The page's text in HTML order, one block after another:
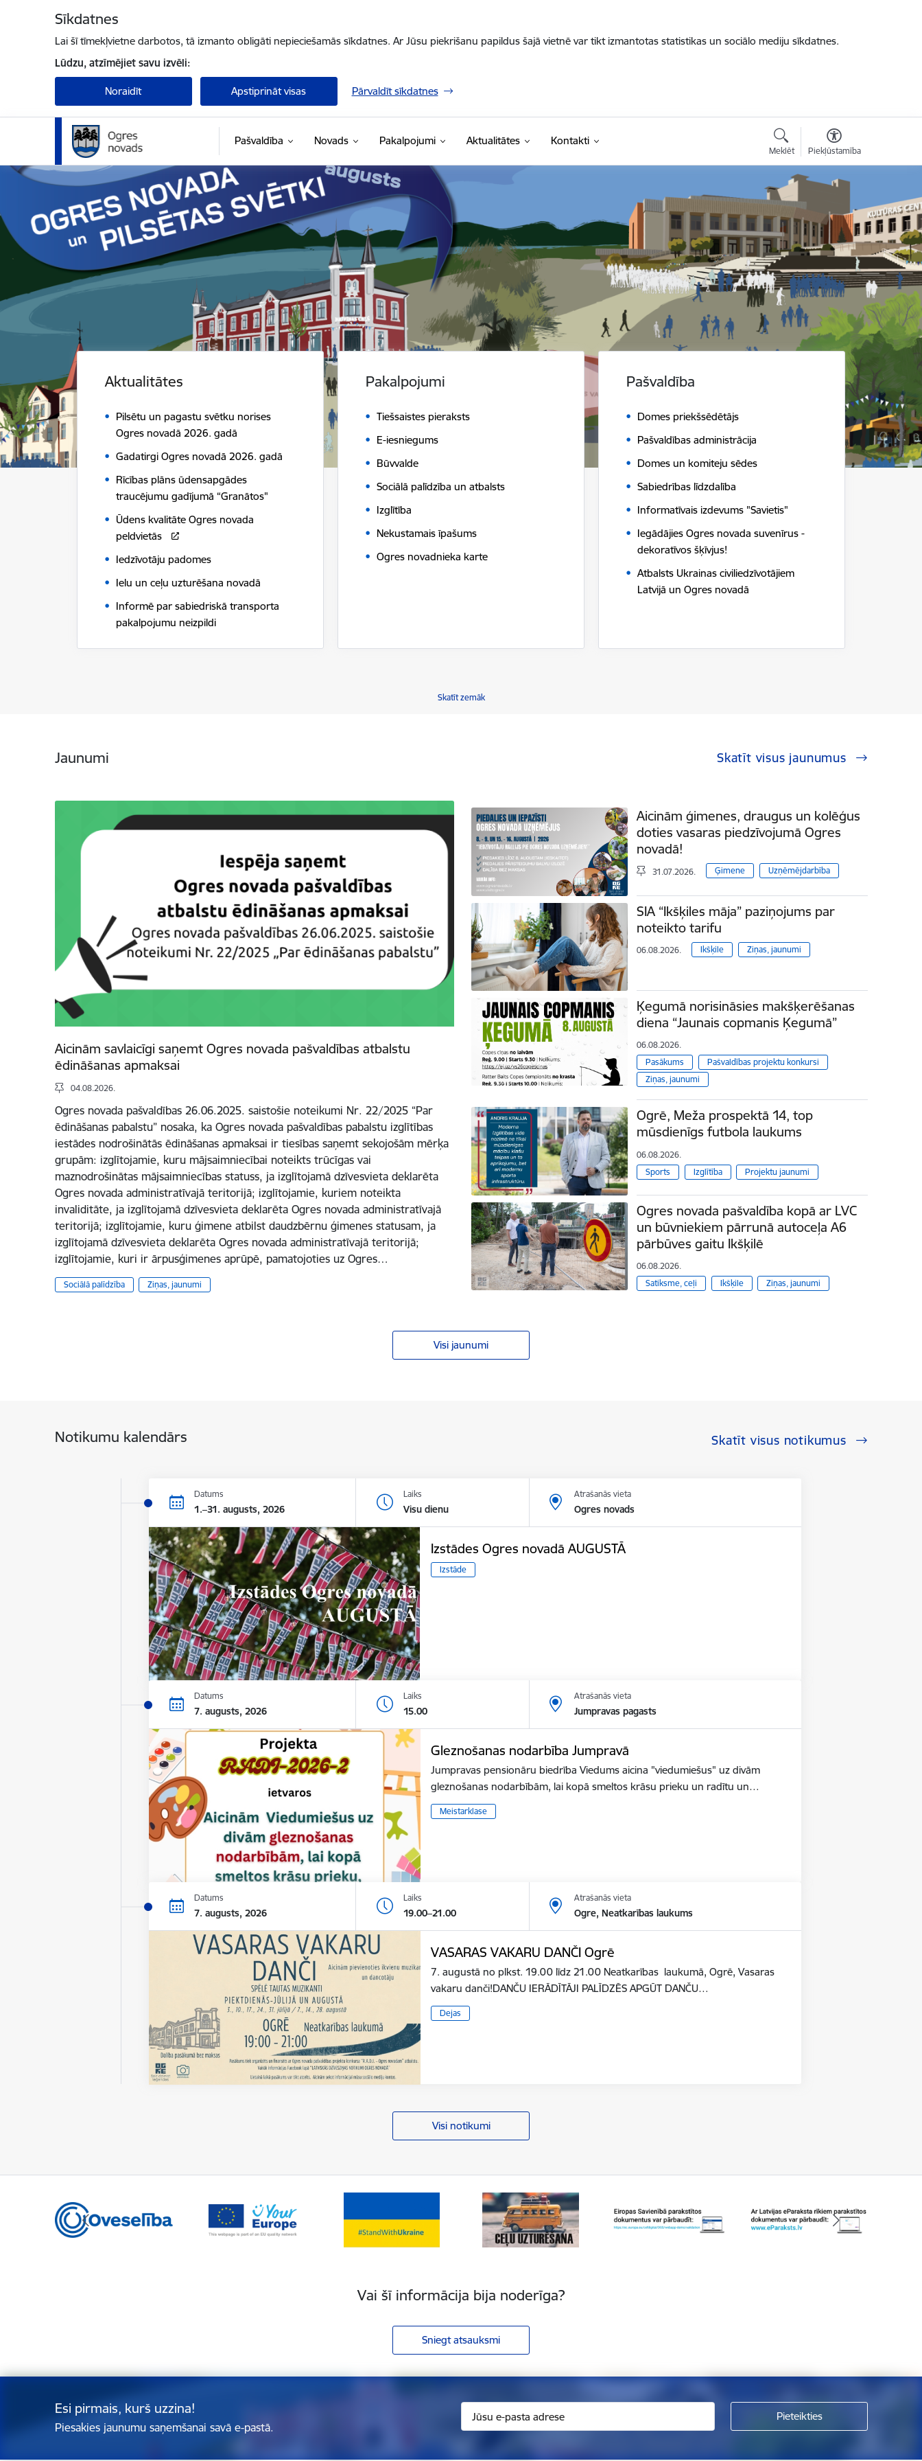
Sīkdatnes
Lai šī tīmekļvietne darbotos, tā izmanto obligāti nepieciešamās sīkdatnes. Ar Jūsu piekrišanu papildus šajā vietnē var tikt izmantotas statistikas un sociālo mediju sīkdatnes.
Lūdzu, atzīmējiet savu izvēli:
Noraidīt Apstiprināt visas Pārvaldīt sīkdatnes
Pašvaldība Novads Pakalpojumi Aktualitātes Kontakti
Meklēt Piekļūstamība
Ogres novada pašvaldība
Aktualitātes
Pilsētu un pagastu svētku norises
Ogres novadā 2026. gadā
Gadatirgi Ogres novadā 2026. gadā
Rīcības plāns ūdensapgādes
traucējumu gadījumā “Granātos"
Ūdens kvalitāte Ogres novada
peldvietās
Iedzīvotāju padomes
Ielu un ceļu uzturēšana novadā
Informē par sabiedriskā transporta
pakalpojumu neizpildi
Pakalpojumi
Tiešsaistes pieraksts
E-iesniegums
Būvvalde
Sociālā palīdzība un atbalsts
Izglītība
Nekustamais īpašums
Ogres novadnieka karte
Pašvaldība
Domes priekšsēdētājs
Pašvaldības administrācija
Domes un komiteju sēdes
Sabiedrības līdzdalība
Informatīvais izdevums "Savietis"
Iegādājies Ogres novada suvenīrus -
dekoratīvos šķīvjus!
Atbalsts Ukrainas civiliedzīvotājiem
Latvijā un Ogres novadā
Skatīt zemāk
Jaunumi Skatīt visus jaunumus
Aicinām savlaicīgi saņemt Ogres novada pašvaldības atbalstu
ēdināšanas apmaksai
04.08.2026.
Ogres novada pašvaldības 26.06.2025. saistošie noteikumi Nr. 22/2025 “Par
ēdināšanas pabalstu” nosaka, ka Ogres novada pašvaldības pabalstu izglītības
iestādes nodrošinātās ēdināšanas apmaksai ir tiesības saņemt sekojošām mērķa
grupām: izglītojamie, kuru mājsaimniecībai noteikts trūcīgas vai
maznodrošinātas mājsaimniecības statuss, ja izglītojamā dzīvesvieta deklarēta
Ogres novada administratīvajā teritorijā; izglītojamie, kuriem noteikta
invaliditāte, ja izglītojamā dzīvesvieta deklarēta Ogres novada administratīvajā
teritorijā; izglītojamie, kuru ģimene atbilst daudzbērnu ģimenes statusam, ja
izglītojamā dzīvesvieta deklarēta Ogres novada administratīvajā teritorijā;
izglītojamie, kuri ir ārpusģimenes aprūpē, pamatojoties uz Ogres…
Sociālā palīdzība Ziņas, jaunumi
Aicinām ģimenes, draugus un kolēģus
doties vasaras piedzīvojumā Ogres
novadā!
31.07.2026. Ģimene Uzņēmējdarbība
SIA “Ikšķiles māja” paziņojums par
noteikto tarifu
06.08.2026. Ikšķile Ziņas, jaunumi
Ķegumā norisināsies makšķerēšanas
diena “Jaunais copmanis Ķegumā”
06.08.2026.
Pasākums
Pašvaldības projektu konkursi
Ziņas, jaunumi
Ogrē, Meža prospektā 14, top
mūsdienīgs futbola laukums
06.08.2026.
Sports
Izglītība Projektu jaunumi
Ogres novada pašvaldība kopā ar LVC
un būvniekiem pārrunā autoceļa A6
pārbūves gaitu Ikšķilē
06.08.2026.
Satiksme, ceļi
Ikšķile Ziņas, jaunumi
Visi jaunumi
Notikumu kalendārs Skatīt visus notikumus
Datums
1.–31. augusts, 2026
Laiks
Visu dienu
Atrašanās vieta
Ogres novads
Izstādes Ogres novadā AUGUSTĀ
Izstāde
Datums
7. augusts, 2026
Laiks
15.00
Atrašanās vieta
Jumpravas pagasts
Gleznošanas nodarbība Jumpravā
Jumpravas pensionāru biedrība Viedums aicina "viedumiešus" uz divām
gleznošanas nodarbībām, lai kopā smeltos krāsu prieku un radītu un…
Meistarklase
Datums
7. augusts, 2026
Laiks
19.00–21.00
Atrašanās vieta
Ogre, Neatkarības laukums
VASARAS VAKARU DANČI Ogrē
7. augustā no plkst. 19.00 līdz 21.00 Neatkarības laukumā, Ogrē, Vasaras
vakaru danči!DANČU IERĀDĪTĀJI PALĪDZĒS APGŪT DANČU…
Dejas
Visi notikumi
Vai šī informācija bija noderīga?
Sniegt atsauksmi
Esi pirmais, kurš uzzina!
Piesakies jaunumu saņemšanai savā e-pastā.